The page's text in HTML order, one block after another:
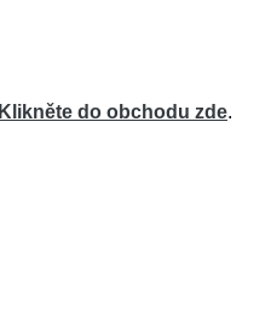
Klikněte do obchodu zde.